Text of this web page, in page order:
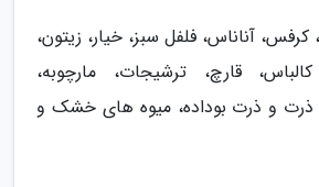
آناناس، فلفل سبز، خیار، زیتون،
قارچ، ترشیجات، مارچوبه،
ذرت و ذرت بوداده، میوه های خشک و